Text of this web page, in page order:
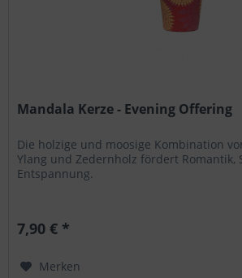
Mandala Kerze - Evening Offering
Die holzige und moosige Kombination
Ylang und Zedernholz fördert Romantik,
Entspannung.
7,90 € *
Merken